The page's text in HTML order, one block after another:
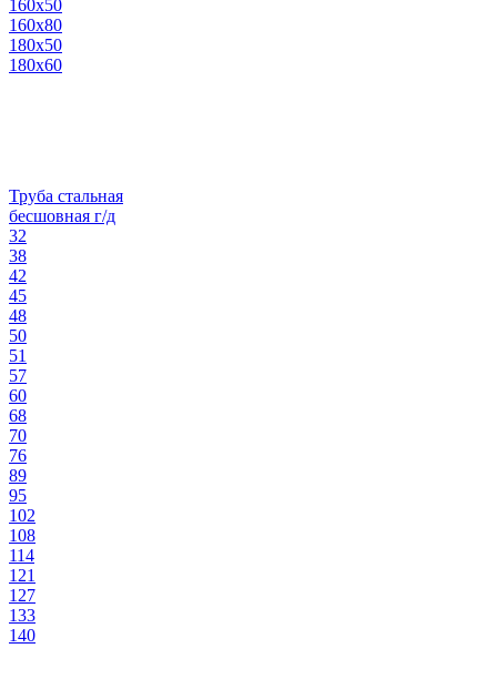
160х50
160х80
180х50
180х60
Труба стальная
бесшовная г/д
32
38
42
45
48
50
51
57
60
68
70
76
89
95
102
108
114
121
127
133
140